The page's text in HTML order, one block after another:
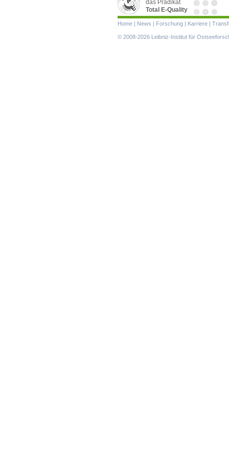
das Prädikat
Total E-Quality
Navigation
überspringen
Home | News | Forschung | Karriere |
© 2008-2026 Leibniz-Institut für